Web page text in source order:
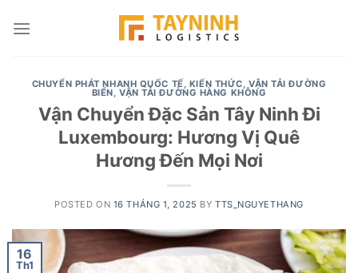
CHUYỂN PHÁT NHANH QUỐC TẾ, KIẾN THỨC, VẬN TẢI ĐƯỜNG
BIỂN, VẬN TẢI ĐƯỜNG HÀNG KHÔNG
Vận Chuyển Đặc Sản Tây Ninh Đi
Luxembourg: Hương Vị Quê
Hương Đến Mọi Nơi
POSTED ON 16 THÁNG 1, 2025 BY TTS_NGUYETHANG
16
Th1